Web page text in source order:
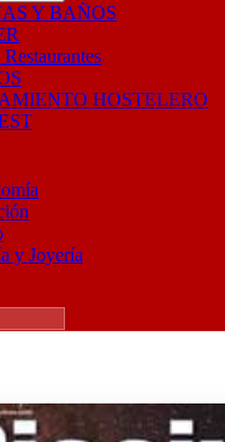
Y BAÑOS
HOSTELERO
y Joyería